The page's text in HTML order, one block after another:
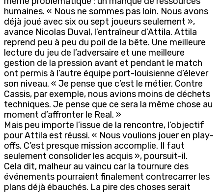
humaines. « Nous ne sommes pas loin. Nous avons
déjà joué avec six ou sept joueurs seulement »,
avance Nicolas Duval, l’entraîneur d’Attila. Attila
reprend peu à peu du poil de la bête. Une meilleure
lecture du jeu de l’adversaire et une meilleure
gestion de la pression avant et pendant le match
ont permis à l’autre équipe port-louisienne d’élever
son niveau. « Je pense que c’est le métier. Contre
Cassis, par exemple, nous avions moins de déchets
techniques. Je pense que ce sera la même chose au
moment d’affronter le Real. »
Mais peu importe l’issue de la rencontre, l’objectif
pour Attila est réussi. « Nous voulions jouer en play-
offs. C’est presque mission accomplie. Il faut
seulement consolider les acquis », poursuit-il.
Cela dit, malheur au vaincu car la tournure des
événements pourraient finalement contrecarrer les
plans déjà ébauchés. La pire des choses serait